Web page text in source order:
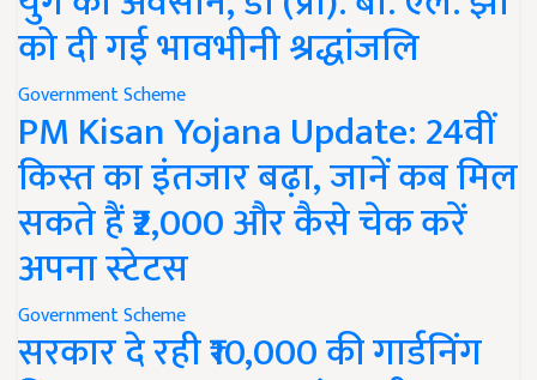
को दी गई भावभीनी श्रद्धांजलि
Government Scheme
PM Kisan Yojana Update: 24वीं
किस्त का इंतजार बढ़ा, जानें कब मिल
सकते हैं ₹2,000 और कैसे चेक करें
अपना स्टेटस
Government Scheme
सरकार दे रही ₹10,000 की गार्डनिंग